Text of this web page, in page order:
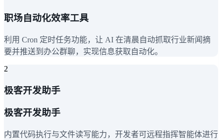
职场自动化效率工具
利用 Cron 定时任务功能，让 AI 在清晨自动抓取行业新闻摘
要并推送到办公群聊，实现信息获取自动化。
2
极客开发助手
极客开发助手
内置代码执行与文件读写能力，开发者可远程指挥智能体进行